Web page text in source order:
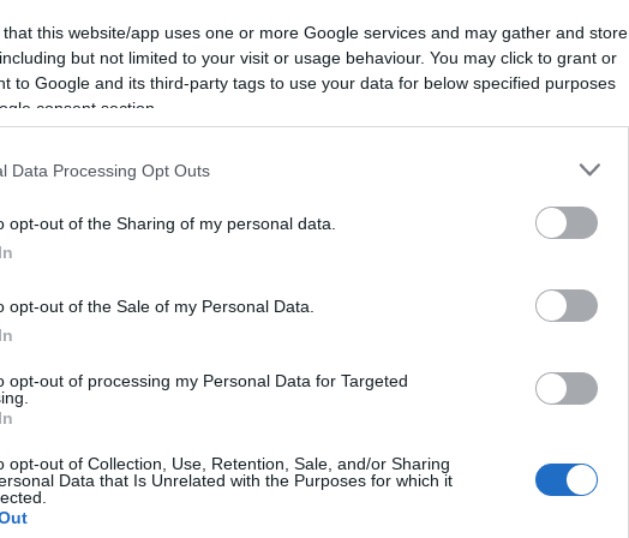
that this website/app uses one or more Google services and may gather and store
but not limited to your visit or usage behaviour. You may click to grant or
to Google and its third-party tags to use your data for below specified purposes
consent section.
Data Processing Opt Outs
opt-out of the Sharing of my personal data.
opt-out of the Sale of my Personal Data.
opt-out of processing my Personal Data for Targeted
opt-out of Collection, Use, Retention, Sale, and/or Sharing
Data that Is Unrelated with the Purposes for which it
ragadozóknak kedvez – Georg Spöttle és Nagy
a legújabb haladó trend – Georg Spöttle és
USA-t a fehérek elleni gyűlölet – Georg Spöttle és